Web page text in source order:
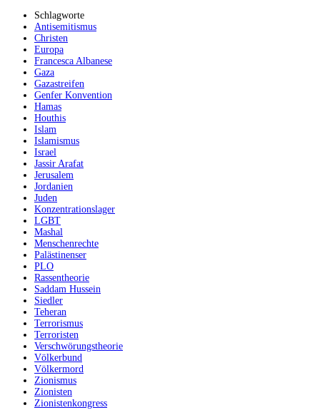
Schlagworte
Antisemitismus
Christen
Europa
Francesca Albanese
Gaza
Gazastreifen
Genfer Konvention
Hamas
Houthis
Islam
Islamismus
Israel
Jassir Arafat
Jerusalem
Jordanien
Juden
Konzentrationslager
LGBT
Mashal
Menschenrechte
Palästinenser
PLO
Rassentheorie
Saddam Hussein
Siedler
Teheran
Terrorismus
Terroristen
Verschwörungstheorie
Völkerbund
Völkermord
Zionismus
Zionisten
Zionistenkongress